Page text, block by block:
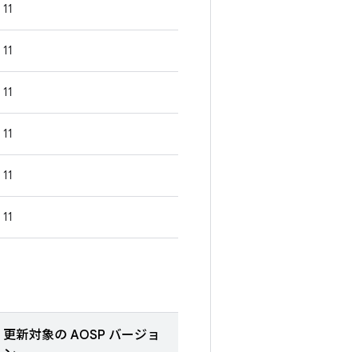
11
11
11
11
11
11
更新対象の AOSP バージョ